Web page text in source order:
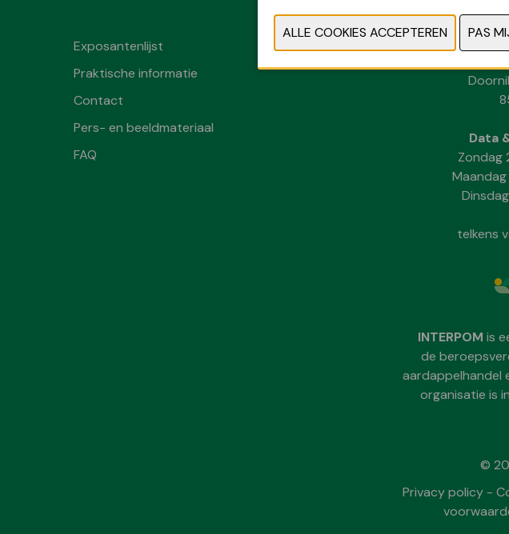
Exposantenlijst
Praktische informatie
Contact
Pers- en beeldmateriaal
FAQ
Data
Zondag
telkens
INTERPOMis
de
aardappelhandel
organisatie is
©
Privacy policy-